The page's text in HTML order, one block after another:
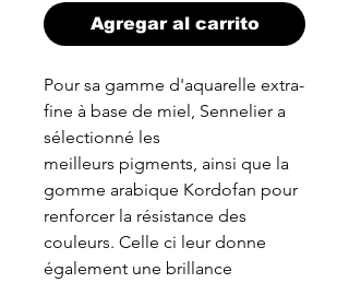
Agregar al carrito
Pour sa gamme d'aquarelle extra-
fine à base de miel, Sennelier a
sélectionné les
meilleurs pigments, ainsi que la
gomme arabique Kordofan pour
renforcer la résistance des
couleurs. Celle ci leur donne
également une brillance